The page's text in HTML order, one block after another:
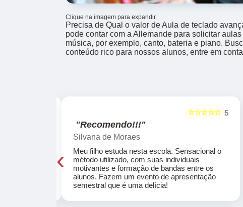
Clique na imagem para expandir
Precisa de Qual o valor de Aula de teclado
pode contar com a Allemande para solicitar
música, por exemplo, canto, bateria e piano.
conteúdo rico para nossos alunos, entre em
5
☆☆☆☆☆
"Recomendo!!!"
Silvana de Moraes
Meu filho estuda nesta escola. Sensacional o
método utilizado, com suas individuais
motivantes e formação de bandas entre os
alunos. Fazem um evento de apresentação
semestral que é uma delícia!
‹